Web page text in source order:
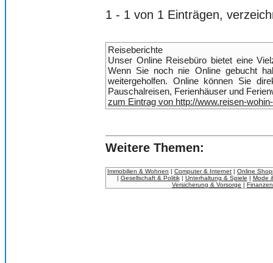
1 - 1 von 1 Einträgen,
Reiseberichte
Unser Online Reisebüro bietet eine
Wenn Sie noch nie Online gebucht
weitergeholfen. Online können Sie
Pauschalreisen, Ferienhäuser und
zum Eintrag von http://www.reisen-
Weitere Themen:
Immobilien & Wohnen | Computer & Internet | Online
| Gesellschaft & Politik| Unterhaltung & Spiele | Mode
Versicherung & Vorsorge |